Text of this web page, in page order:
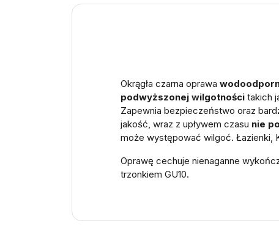
Okrągła czarna oprawa
podwyższonej wilgotności takich
Zapewnia bezpieczeństwo oraz
jakość, wraz z upływem czasu nie
może występować wilgoć. Łazienki,
Oprawę cechuje nienaganne
trzonkiem GU10.